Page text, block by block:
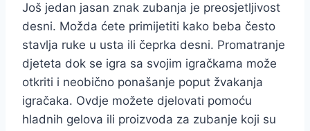
Još jedan jasan znak zubanja je preosjetljivost
desni. Možda ćete primijetiti kako beba često
stavlja ruke u usta ili čeprka desni. Promatranje
djeteta dok se igra sa svojim igračkama može
otkriti i neobično ponašanje poput žvakanja
igračaka. Ovdje možete djelovati pomoću
hladnih gelova ili proizvoda za zubanje koji su